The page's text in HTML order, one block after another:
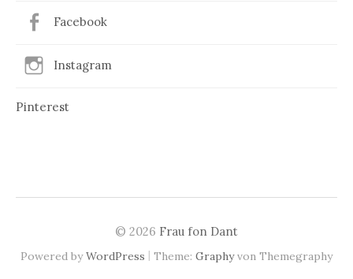
Facebook
Instagram
Pinterest
© 2026 Frau fon Dant
Powered byWordPress | Theme: Graphyvon Themegraphy